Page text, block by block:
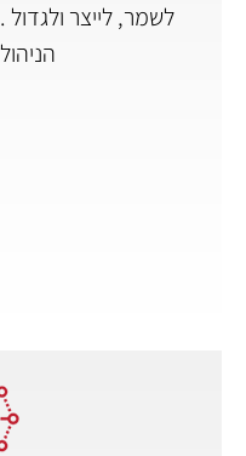
לשמר, לייצר